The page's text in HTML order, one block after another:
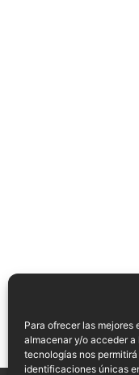
Para ofrecer las
almacenar y/o acceder
tecnologías nos
identificaciones únicas